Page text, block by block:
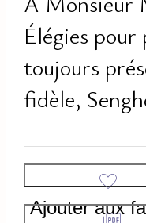
Élégies
toujours
fidèle,
Ajouter aux